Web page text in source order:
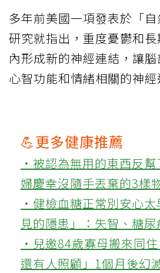
多年前美國一項發表於「
研究就指出，重度憂鬱和
內形成新的神經連結，讓
心智功能和情緒相關的神經
💪更多健康推薦
‧被認為無用的東西反
婦慶幸沒隨手丟棄的3樣
‧健檢血糖正常別安心
見的隱患」：失智、糖
‧兒邀84歲寡母搬來同
還有人照顧」1個月後幻